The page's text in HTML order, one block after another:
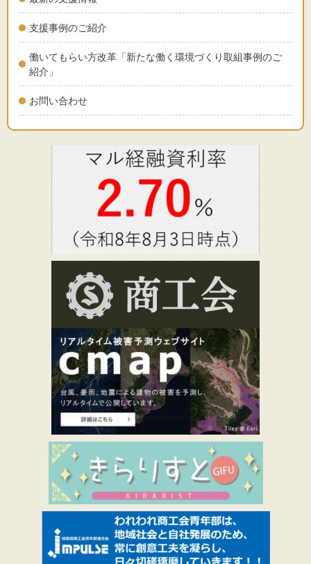
支援事例のご紹介
働いてもらい方改革「新たな働く環境づくり取組事例のご
紹介」
お問い合わせ